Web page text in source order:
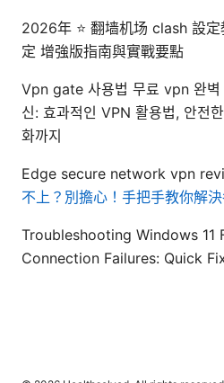
2026年 ⭐ 翻墙机场 clash 設
定 增強版指南與實戰要點
Vpn gate 사용법 무료 vpn 완
신: 효과적인 VPN 활용법, 안전
화까지
Edge secure network vpn
不上？別擔心！手把手教你解
Troubleshooting Windows 11
Connection Failures: Quick